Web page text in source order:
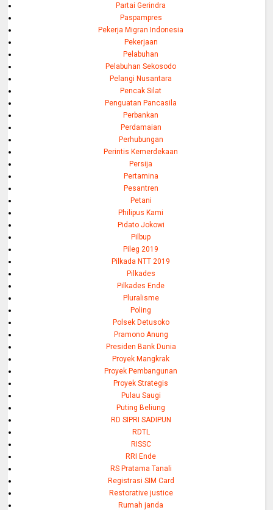
Partai Gerindra
Paspampres
Pekerja Migran Indonesia
Pekerjaan
Pelabuhan
Pelabuhan Sekosodo
Pelangi Nusantara
Pencak Silat
Penguatan Pancasila
Perbankan
Perdamaian
Perhubungan
Perintis Kemerdekaan
Persija
Pertamina
Pesantren
Petani
Philipus Kami
Pidato Jokowi
Pilbup
Pileg 2019
Pilkada NTT 2019
Pilkades
Pilkades Ende
Pluralisme
Poling
Polsek Detusoko
Pramono Anung
Presiden Bank Dunia
Proyek Mangkrak
Proyek Pembangunan
Proyek Strategis
Pulau Saugi
Puting Beliung
RD SIPRI SADIPUN
RDTL
RISSC
RRI Ende
RS Pratama Tanali
Registrasi SIM Card
Restorative justice
Rumah janda